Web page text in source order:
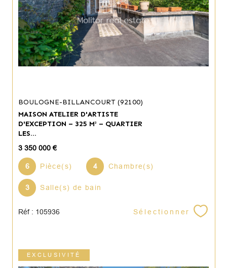
BOULOGNE-BILLANCOURT (92100)
MAISON ATELIER D'ARTISTE
D'EXCEPTION – 325 M² – QUARTIER
LES...
3 350 000 €
6 Pièce(s) 4 Chambre(s)
3 Salle(s) de bain
Réf : 105936 Sélectionner
EXCLUSIVITÉ